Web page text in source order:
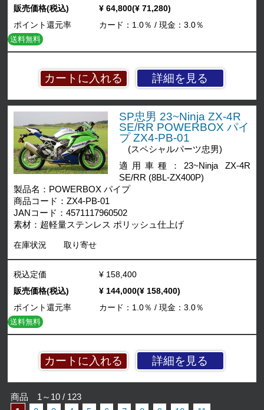
詳細を見る
販売価格(税込)
¥ 64,800(¥ 71,280)
ポイント還元率
カード：1.0％ / 現金：3.0％
送料無料
SP忠男 23~Ninja ZX-4R
SE/RR POWERBOX パイ
プ ZX4-PB-01
(スペシャルパーツ忠男)
適用車種：23~Ninja ZX-4R
SE/RR (8BL-ZX400P)
製品名：POWERBOX パイプ
商品コード：ZX4-PB-01
JANコード：4571117960502
素材：超軽量ステンレス ポリッシュ仕上げ
在庫状況 取り寄せ
詳細を見る
税込定価
¥ 158,400
販売価格(税込)
¥ 144,000(¥ 158,400)
ポイント還元率
カード：1.0％ / 現金：3.0％
送料無料
商品 1～10 / 123